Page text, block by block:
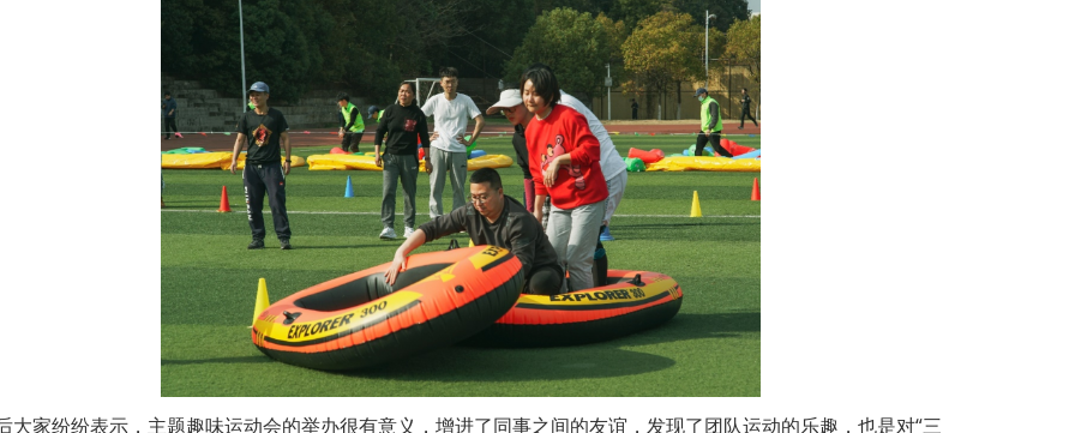
大家纷纷表示，主题趣味运动会的举办很有意义，增进了同事之间的友谊，发现了团队运动的乐趣，也是对“三